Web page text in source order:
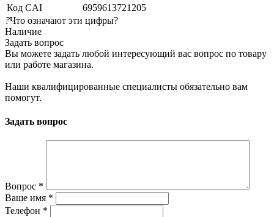
Код CAI
6959613721205
?Что означают эти цифры?
Наличие
Задать вопрос
Вы можете задать любой интересующий вас вопрос по товару
или работе магазина.
Наши квалифицированные специалисты обязательно вам
помогут.
Задать вопрос
Вопрос *
Ваше имя *
Телефон *